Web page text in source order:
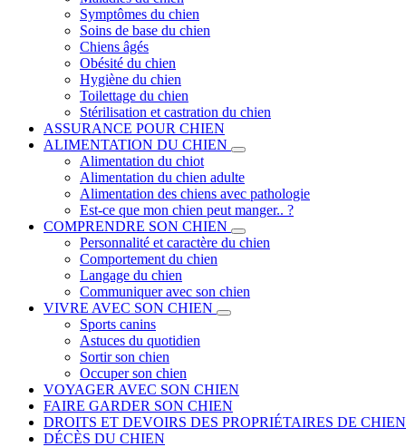
Symptômes du chien
Soins de base du chien
Chiens âgés
Obésité du chien
Hygiène du chien
Toilettage du chien
Stérilisation et castration du chien
ASSURANCE POUR CHIEN
ALIMENTATION DU CHIEN
Alimentation du chiot
Alimentation du chien adulte
Alimentation des chiens avec pathologie
Est-ce que mon chien peut manger.. ?
COMPRENDRE SON CHIEN
Personnalité et caractère du chien
Comportement du chien
Langage du chien
Communiquer avec son chien
VIVRE AVEC SON CHIEN
Sports canins
Astuces du quotidien
Sortir son chien
Occuper son chien
VOYAGER AVEC SON CHIEN
FAIRE GARDER SON CHIEN
DROITS ET DEVOIRS DES PROPRIÉTAIRES DE CHIEN
DÉCÈS DU CHIEN